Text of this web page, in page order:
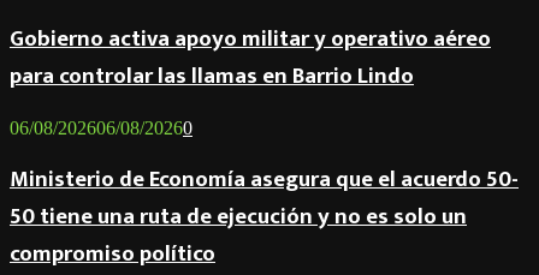
Gobierno activa apoyo militar y operativo aéreo
para controlar las llamas en Barrio Lindo
06/08/202606/08/20260
Ministerio de Economía asegura que el acuerdo 50-
50 tiene una ruta de ejecución y no es solo un
compromiso político